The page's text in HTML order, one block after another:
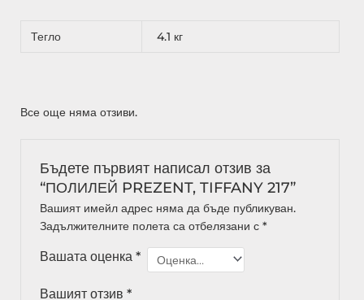
Тегло 4.1 кг
Все още няма отзиви.
Бъдете първият написал отзив за
“ПОЛИЛЕЙ PREZENT, TIFFANY 217”
Вашият имейл адрес няма да бъде публикуван.
Задължителните полета са отбелязани с *
Вашата оценка *
Вашият отзив *